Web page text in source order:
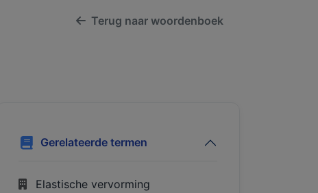
Terug naar woordenboek
Gerelateerde termen
Elastische vervorming